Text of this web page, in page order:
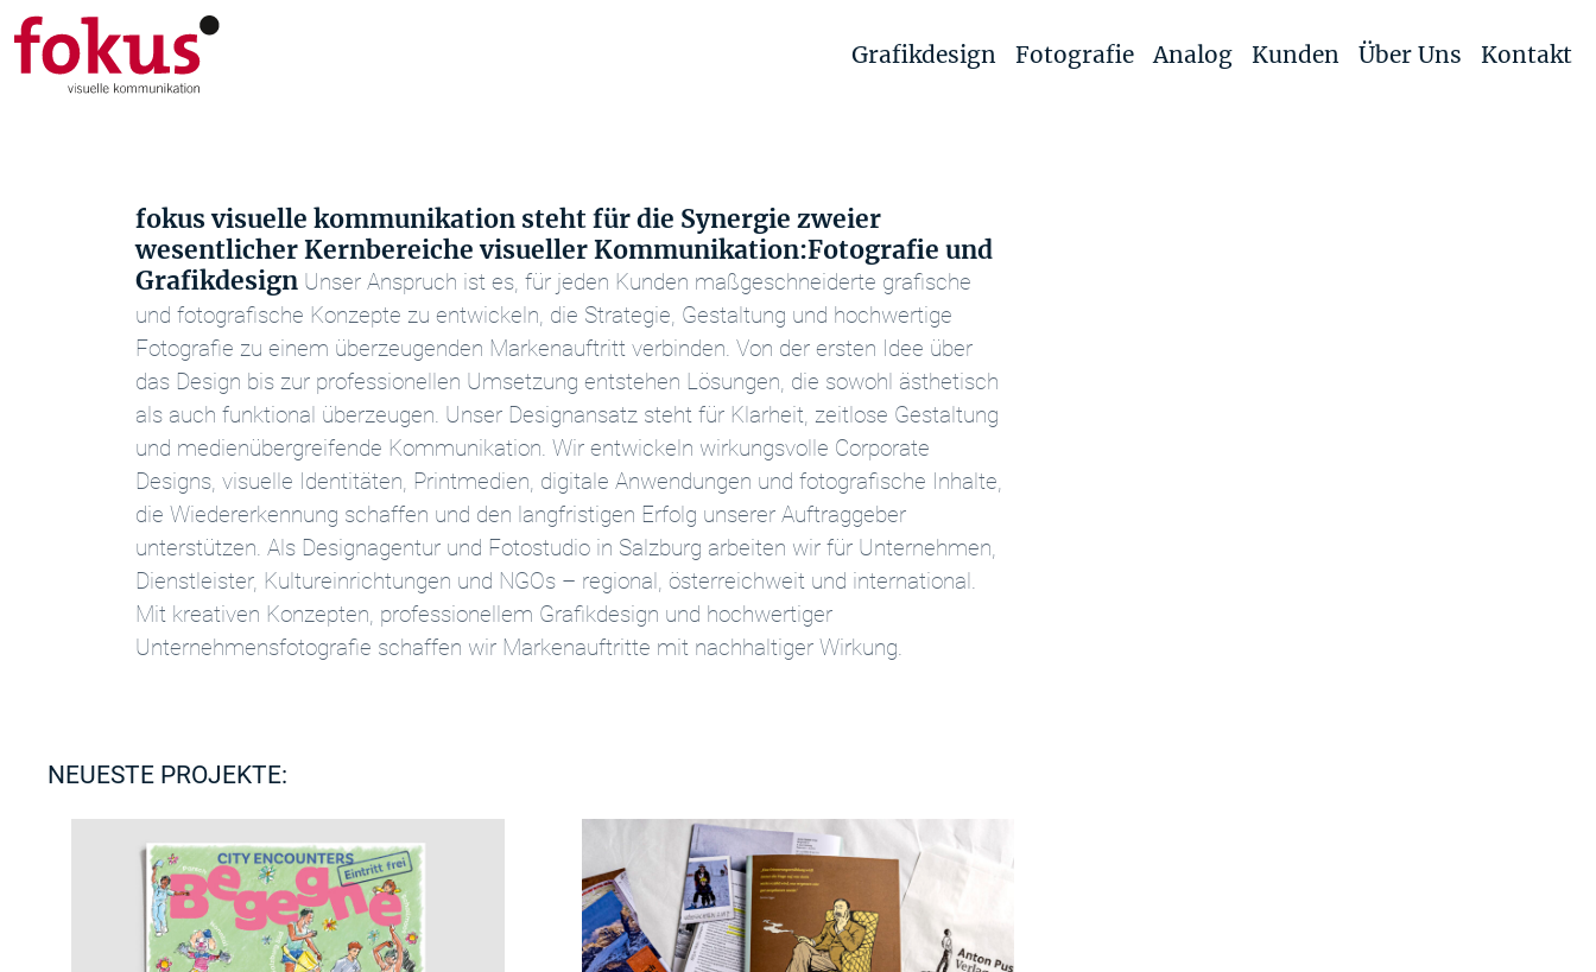
Grafikdesign Fotografie Analog Kunden Über Uns Kontakt
fokus visuelle kommunikation steht für die Synergie zweier
wesentlicher Kernbereiche visueller Kommunikation:Fotografie und
Grafikdesign Unser Anspruch ist es, für jeden Kunden maßgeschneiderte grafische
und fotografische Konzepte zu entwickeln, die Strategie, Gestaltung und hochwertige
Fotografie zu einem überzeugenden Markenauftritt verbinden. Von der ersten Idee über
das Design bis zur professionellen Umsetzung entstehen Lösungen, die sowohl ästhetisch
als auch funktional überzeugen. Unser Designansatz steht für Klarheit, zeitlose Gestaltung
und medienübergreifende Kommunikation. Wir entwickeln wirkungsvolle Corporate
Designs, visuelle Identitäten, Printmedien, digitale Anwendungen und fotografische Inhalte,
die Wiedererkennung schaffen und den langfristigen Erfolg unserer Auftraggeber
unterstützen. Als Designagentur und Fotostudio in Salzburg arbeiten wir für Unternehmen,
Dienstleister, Kultureinrichtungen und NGOs – regional, österreichweit und international.
Mit kreativen Konzepten, professionellem Grafikdesign und hochwertiger
Unternehmensfotografie schaffen wir Markenauftritte mit nachhaltiger Wirkung.
NEUESTE PROJEKTE: